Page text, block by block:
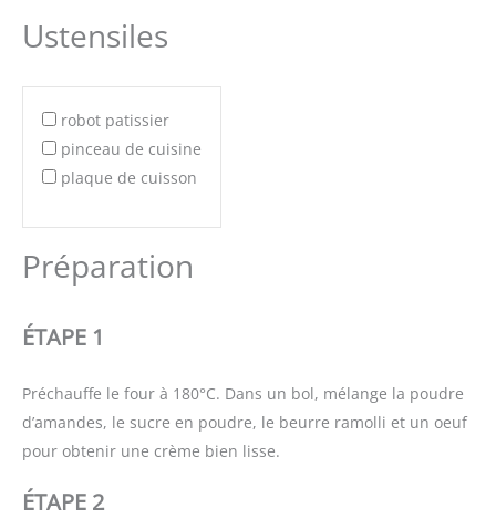
Ustensiles
robot patissier
pinceau de cuisine
plaque de cuisson
Préparation
ÉTAPE 1
Préchauffe le four à 180°C. Dans un bol, mélange la poudre
d’amandes, le sucre en poudre, le beurre ramolli et un oeuf
pour obtenir une crème bien lisse.
ÉTAPE 2